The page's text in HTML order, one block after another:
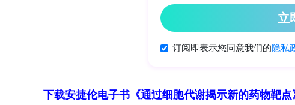
绵生殖与发育研究的科研人员提供结构化的参
究时间跨度为1826年至2024年12月31日，
下载安捷伦电子书《通过细胞代谢揭示新的药物靶